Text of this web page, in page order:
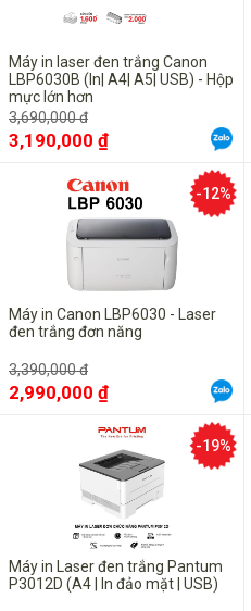
Máy in laser đen trắng Canon
LBP6030B (In| A4| A5| USB) - Hộp
mực lớn hơn
3,690,000 đ
3,190,000 ₫
Máy in Canon LBP6030 - Laser
đen trắng đơn năng
3,390,000 đ
2,990,000 ₫
-12%
Máy in Laser đen trắng Pantum
P3012D (A4 | In đảo mặt | USB)
-19%